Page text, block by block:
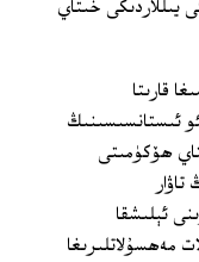
يىللاردىكى خىتاي
قارىتا
ئىستانسىسىنىڭ
ھۆكۈمىتى
ئېلىشقا
مەھسۇلاتلىرىغا